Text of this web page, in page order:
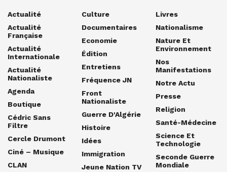
Actualité
Actualité
Française
Actualité
Internationale
Actualité
Nationaliste
Agenda
Boutique
Cédric Sans
Filtre
Cercle Drumont
Ciné – Musique
CLAN
Culture
Documentaires
Economie
Édition
Entretiens
Fréquence JN
Front
Nationaliste
Guerre D'Algérie
Histoire
Idées
Immigration
Jeune Nation TV
Livres
Nationalisme
Nature Et
Environnement
Nos
Manifestations
Notre Actu
Presse
Religion
Santé-Médecine
Science Et
Technologie
Seconde Guerre
Mondiale